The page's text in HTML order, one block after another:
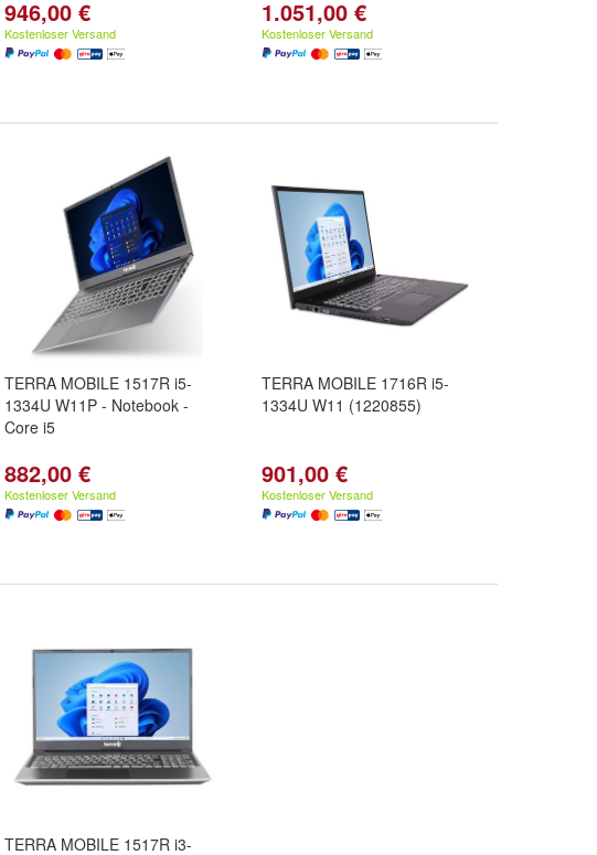
946,00 €
Kostenloser Versand
1.051,00 €
Kostenloser Versand
TERRA MOBILE 1517R i5-
1334U W11P - Notebook -
Core i5
882,00 €
Kostenloser Versand
TERRA MOBILE 1716R i5-
1334U W11 (1220855)
901,00 €
Kostenloser Versand
TERRA MOBILE 1517R i3-